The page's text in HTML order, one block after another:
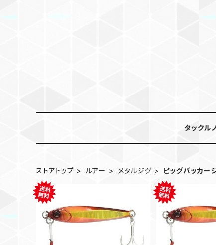
タックル
ストアトップ ルアー メタルジグ ビッグバッカー